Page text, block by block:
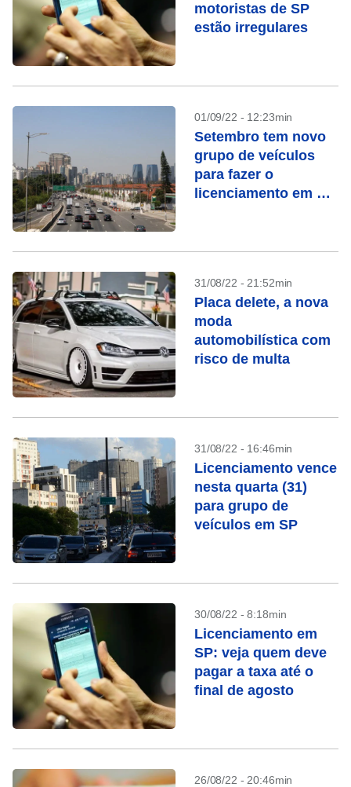
motoristas de SP
estão irregulares
01/09/22 - 12:23min
Setembro tem novo
grupo de veículos
para fazer o
licenciamento em SP,
31/08/22 - 21:52min
Placa delete, a nova
moda
automobilística com
risco de multa
31/08/22 - 16:46min
Licenciamento vence
nesta quarta (31)
para grupo de
veículos em SP
30/08/22 - 8:18min
Licenciamento em
SP: veja quem deve
pagar a taxa até o
final de agosto
26/08/22 - 20:46min